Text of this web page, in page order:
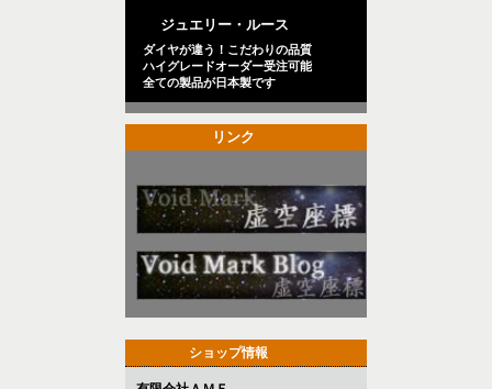
ジュエリー・ルース
ダイヤが違う！こだわりの品質
ハイグレードオーダー受注可能
全ての製品が日本製です
リンク
ショップ情報